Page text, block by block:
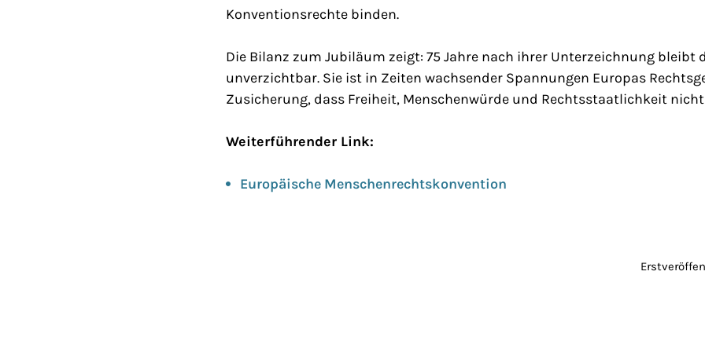
Konventionsrechte binden.
Die Bilanz zum Jubiläum zeigt: 75 Jahre nach ihrer Unterzeichnung bleibt
unverzichtbar. Sie ist in Zeiten wachsender Spannungen Europas
Zusicherung, dass Freiheit, Menschenwürde und Rechtsstaatlichkeit
Weiterführender Link:
Europäische Menschenrechtskonvention